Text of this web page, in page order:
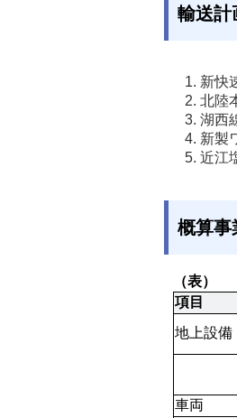
輸送計
新快
北陸
湖西
新製
近江
概算事
（表）
項目
地上設備
車両